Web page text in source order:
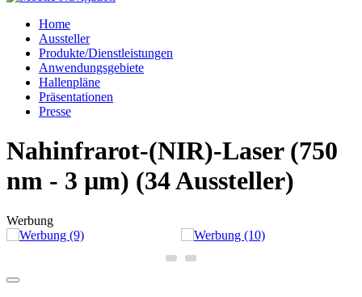
Home
Aussteller
Produkte/Dienstleistungen
Anwendungsgebiete
Hallenpläne
Präsentationen
Presse
Nahinfrarot-(NIR)-Laser (750
nm - 3 µm) (34 Aussteller)
Werbung